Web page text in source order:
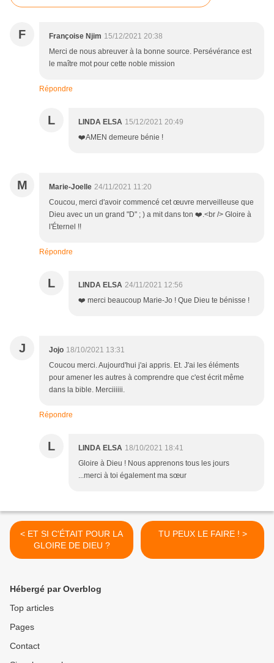
F Françoise Njim 15/12/2021 20:38
Merci de nous abreuver à la bonne source. Persévérance est
le maître mot pour cette noble mission
Répondre
L LINDA ELSA 15/12/2021 20:49
❤️AMEN demeure bénie !
M Marie-Joelle 24/11/2021 11:20
Coucou, merci d'avoir commencé cet œuvre merveilleuse que
Dieu avec un un grand "D" ; ) a mit dans ton ❤️.<br /> Gloire à
l'Éternel !!
Répondre
L LINDA ELSA 24/11/2021 12:56
❤️ merci beaucoup Marie-Jo ! Que Dieu te bénisse !
J Jojo 18/10/2021 13:31
Coucou merci. Aujourd'hui j'ai appris. Et. J'ai les éléments
pour amener les autres à comprendre que c'est écrit même
dans la bible. Merciiiiii.
Répondre
L LINDA ELSA 18/10/2021 18:41
Gloire à Dieu ! Nous apprenons tous les jours
...merci à toi également ma sœur
< ET SI C'ÉTAIT POUR LA
GLOIRE DE DIEU ?
TU PEUX LE FAIRE ! >
Hébergé par Overblog
Top articles
Pages
Contact